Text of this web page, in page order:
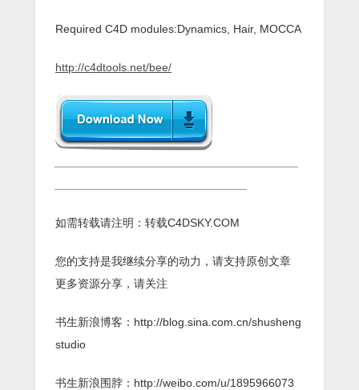
Required C4D modules:Dynamics, Hair, MOCCA
http://c4dtools.net/bee/
如需转载请注明：转载C4DSKY.COM
您的支持是我继续分享的动力，请支持原创文章
更多资源分享，请关注
书生新浪博客：http://blog.sina.com.cn/shusheng
studio
书生新浪围脖：http://weibo.com/u/1895966073